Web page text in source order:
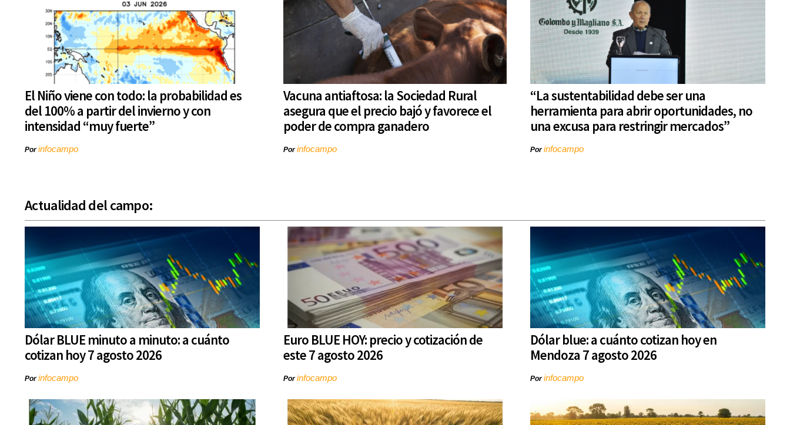
El Niño viene con todo: la probabilidad es
del 100% a partir del invierno y con
intensidad “muy fuerte”
Porinfocampo
Vacuna antiaftosa: la Sociedad Rural
asegura que el precio bajó y favorece el
poder de compra ganadero
Porinfocampo
“La sustentabilidad debe ser una
herramienta para abrir oportunidades, no
una excusa para restringir mercados”
Porinfocampo
Actualidad del campo:
Dólar BLUE minuto a minuto: a cuánto
cotizan hoy 7 agosto 2026
Porinfocampo
Euro BLUE HOY: precio y cotización de
este 7 agosto 2026
Porinfocampo
Dólar blue: a cuánto cotizan hoy en
Mendoza 7 agosto 2026
Porinfocampo